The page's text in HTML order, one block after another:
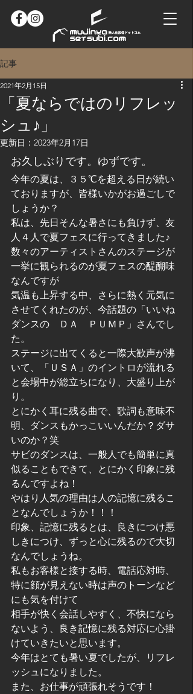
記事
「夏ならではのリフレッ
シュ♪」
2021年2月15日
更新日： 2023年2月17日
お久しぶりです。ゆずです。
今年の夏は、３５℃を超える日が続い
ておりますが、皆様いかがお過ごしで
しょうか？
私は、先日そんな暑さにも負けず、友
人４人で夏フェスに行ってきました♪
数々のアーティストさんのステージが
一挙に観られるのが夏フェスの醍醐味
なんですが
気温も上昇する中、さらに熱く元気に
させてくれたのが、今話題の「いいね
ダンスの　ＤＡ　ＰＵＭＰ」さんでし
た。
ステージに出てくると一際大歓声が沸
いて、「ＵＳＡ」のイントロが流れる
と会場中が総立ちになり、大盛り上が
り。
とにかく耳に残る曲で、歌詞も意味不
明、ダンスもかっこいいんだか？ダサ
いのか？笑
サビのダンスは、一般人でも簡単に真
似ることもできて、とにかく印象に残
るんですよね！
やはり人気の理由は人の記憶に残るこ
となんでしょうか！！！
印象、記憶に残るとは、良きにつけ悪
しきにつけ、ずっと心に残るので大切
なんでしょうね。
私もお客様と接する時、電話応対時、
特に顔が見えない時は声のトーンなど
にも気を付けて
相手が快く会話しやすく、不快になら
ないよう、良き記憶に残る対応に心掛
けていきたいと思います。
今年はとても暑い夏でしたが、リフレ
ッシュになりました。
また、お仕事が頑張れそうです！